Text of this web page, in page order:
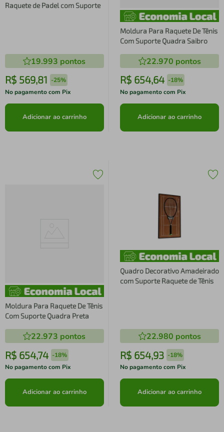
Raquete de Padel com Suporte
19.993 pontos
R$ 569,81 -25%
No pagamento com Pix
Adicionar ao carrinho
Moldura Para Raquete De Tênis
Com Suporte Quadra Saibro
22.970 pontos
R$ 654,64 -18%
No pagamento com Pix
Adicionar ao carrinho
Moldura Para Raquete De Tênis
Com Suporte Quadra Preta
22.973 pontos
R$ 654,74 -18%
No pagamento com Pix
Adicionar ao carrinho
Quadro Decorativo Amadeirado
com Suporte Raquete de Tênis
22.980 pontos
R$ 654,93 -18%
No pagamento com Pix
Adicionar ao carrinho